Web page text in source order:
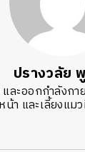
ปรางวลัย
ละออกกำลังก
น้า และเลี้ยงแม